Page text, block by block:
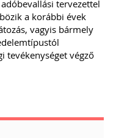
elérhető!
INGYENESEN LETÖLTHETIK -
menüpont alatt!
Ft
ingyenes!
szakmai kiadvány »
tervezettel
a korábbi évek
vagyis bármely
tevékenységet végző